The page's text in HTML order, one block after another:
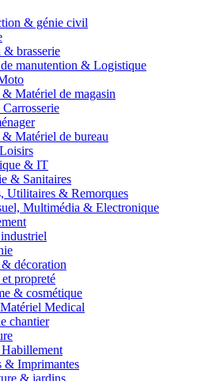
& génie civil
& brasserie
manutention & Logistique
Matériel de magasin
Matériel de bureau
& IT
& Sanitaires
Utilitaires & Remorques
Multimédia & Electronique
décoration
propreté
& cosmétique
Medical
chantier
& Imprimantes
& jardins